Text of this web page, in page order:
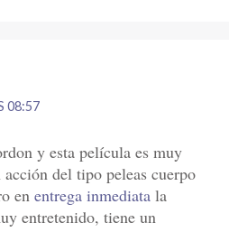
08:57
y esta película es muy
acción del tipo peleas cuerpo
enentrega inmediata la
entretenido, tiene un